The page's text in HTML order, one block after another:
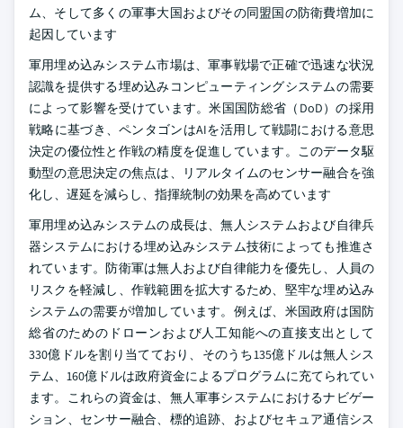
ム、そして多くの軍事大国およびその同盟国の防衛費増加に
起因しています
軍用埋め込みシステム市場は、軍事戦場で正確で迅速な状況
認識を提供する埋め込みコンピューティングシステムの需要
によって影響を受けています。米国国防総省（DoD）の採用
戦略に基づき、ペンタゴンはAIを活用して戦闘における意思
決定の優位性と作戦の精度を促進しています。このデータ駆
動型の意思決定の焦点は、リアルタイムのセンサー融合を強
化し、遅延を減らし、指揮統制の効果を高めています
軍用埋め込みシステムの成長は、無人システムおよび自律兵
器システムにおける埋め込みシステム技術によっても推進さ
れています。防衛軍は無人および自律能力を優先し、人員の
リスクを軽減し、作戦範囲を拡大するため、堅牢な埋め込み
システムの需要が増加しています。例えば、米国政府は国防
総省のためのドローンおよび人工知能への直接支出として
330億ドルを割り当てており、そのうち135億ドルは無人シス
テム、160億ドルは政府資金によるプログラムに充てられてい
ます。これらの資金は、無人軍事システムにおけるナビゲー
ション、センサー融合、標的追跡、およびセキュア通信シス